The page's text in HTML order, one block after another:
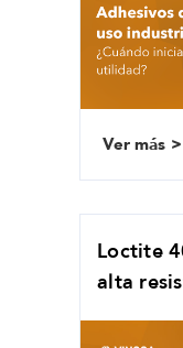
Ver más
Loctite
alta